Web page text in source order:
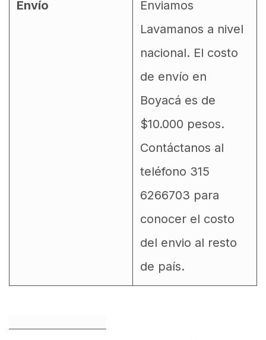
Envío
Enviamos
Lavamanos a nivel
nacional. El costo
de envío en
Boyacá es de
$10.000 pesos.
Contáctanos al
teléfono 315
6266703 para
conocer el costo
del envio al resto
de país.